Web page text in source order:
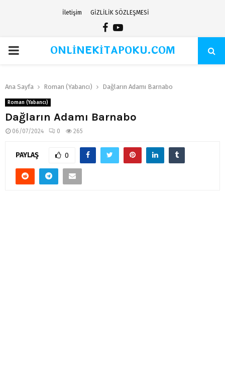
İletişim GİZLİLİK SÖZLEŞMESİ
Facebook
Youtube
PRIMARYONLİNEKİTAPOKU.COM
Ana Sayfa Roman (Yabancı) Dağların Adamı Barnabo
Roman (Yabancı)
Dağların Adamı Barnabo
06/07/2024 0 265
PAYLAŞ 0